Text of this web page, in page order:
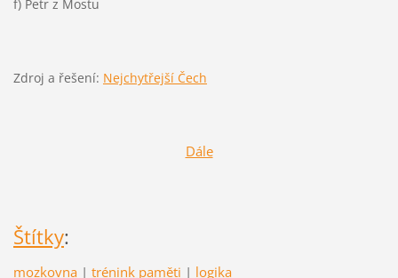
f) Petr z Mostu
Zdroj a řešení: Nejchytřejší Čech
Dále
Štítky:
mozkovna | trénink paměti | logika